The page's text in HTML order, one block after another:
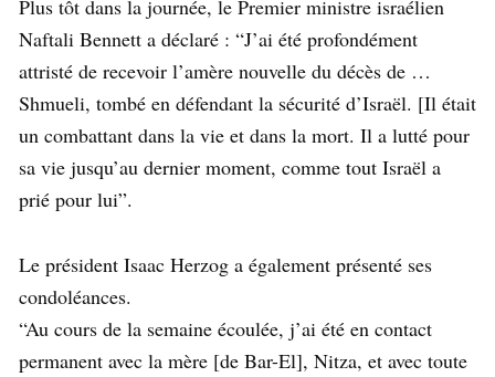
Plus tôt dans la journée, le Premier ministre israélien
Naftali Bennett a déclaré : “J’ai été profondément
attristé de recevoir l’amère nouvelle du décès de …
Shmueli, tombé en défendant la sécurité d’Israël. [Il était
un combattant dans la vie et dans la mort. Il a lutté pour
sa vie jusqu’au dernier moment, comme tout Israël a
prié pour lui”.
Le président Isaac Herzog a également présenté ses
condoléances.
“Au cours de la semaine écoulée, j’ai été en contact
permanent avec la mère [de Bar-El], Nitza, et avec toute